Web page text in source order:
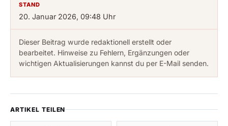
STAND
20. Januar 2026, 09:48 Uhr
Dieser Beitrag wurde redaktionell erstellt oder
bearbeitet. Hinweise zu Fehlern, Ergänzungen oder
wichtigen Aktualisierungen kannst du per E-Mail senden.
ARTIKEL TEILEN